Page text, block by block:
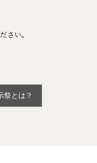
さい。
祭とは？